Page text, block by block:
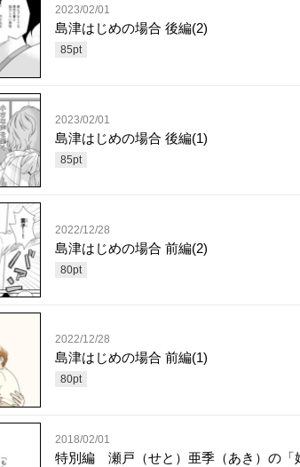
2023/02/01
島津はじめの場合 後編(2)
85pt
2023/02/01
島津はじめの場合 後編(1)
85pt
2022/12/28
島津はじめの場合 前編(2)
80pt
2022/12/28
島津はじめの場合 前編(1)
80pt
2018/02/01
特別編 瀬戸（せと）亜季（あき）の「